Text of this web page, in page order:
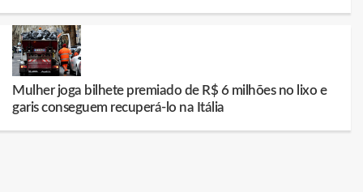
Mulher joga bilhete premiado de R$ 6 milhões no lixo e
garis conseguem recuperá-lo na Itália